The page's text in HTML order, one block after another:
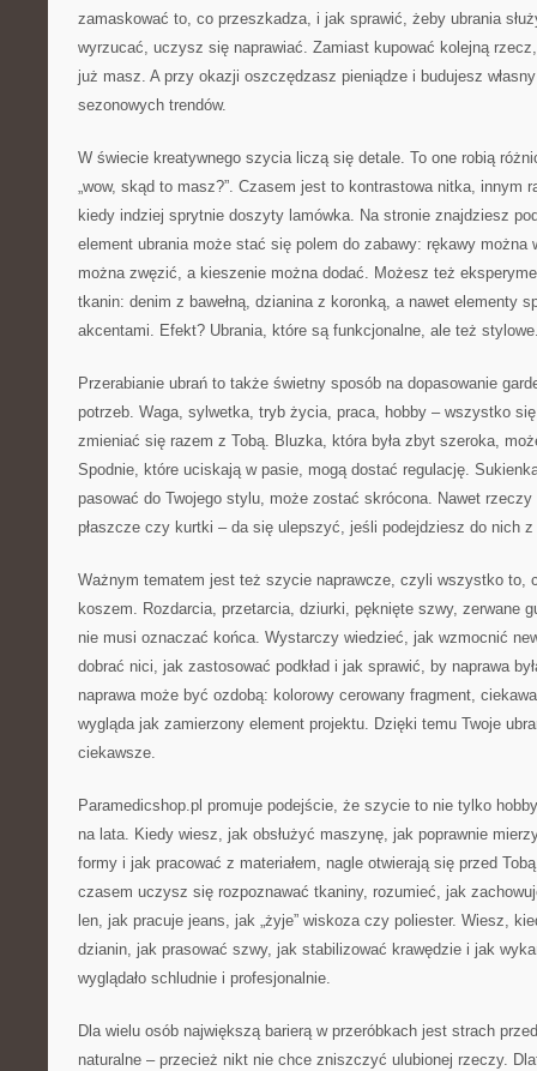
zamaskować to, co przeszkadza, i jak sprawić, żeby ubrania
wyrzucać, uczysz się naprawiać. Zamiast kupować kolejną
już masz. A przy okazji oszczędzasz pieniądze i budujesz
sezonowych trendów.
W świecie kreatywnego szycia liczą się detale. To one robią
„wow, skąd to masz?”. Czasem jest to kontrastowa nitka, innym
kiedy indziej sprytnie doszyty lamówka. Na stronie znajdziesz
element ubrania może stać się polem do zabawy: rękawy można
można zwęzić, a kieszenie można dodać. Możesz też
tkanin: denim z bawełną, dzianina z koronką, a nawet elementy
akcentami. Efekt? Ubrania, które są funkcjonalne, ale też
Przerabianie ubrań to także świetny sposób na dopasowanie
potrzeb. Waga, sylwetka, tryb życia, praca, hobby – wszystko
zmieniać się razem z Tobą. Bluzka, która była zbyt szeroka,
Spodnie, które uciskają w pasie, mogą dostać regulację.
pasować do Twojego stylu, może zostać skrócona. Nawet rzeczy
płaszcze czy kurtki – da się ulepszyć, jeśli podejdziesz do nich z
Ważnym tematem jest też szycie naprawcze, czyli wszystko to,
koszem. Rozdarcia, przetarcia, dziurki, pęknięte szwy, zerwane
nie musi oznaczać końca. Wystarczy wiedzieć, jak wzmocnić
dobrać nici, jak zastosować podkład i jak sprawić, by naprawa
naprawa może być ozdobą: kolorowy cerowany fragment,
wygląda jak zamierzony element projektu. Dzięki temu Twoje
ciekawsze.
Paramedicshop.pl promuje podejście, że szycie to nie tylko
na lata. Kiedy wiesz, jak obsłużyć maszynę, jak poprawnie
formy i jak pracować z materiałem, nagle otwierają się przed
czasem uczysz się rozpoznawać tkaniny, rozumieć, jak
len, jak pracuje jeans, jak „żyje” wiskoza czy poliester. Wiesz,
dzianin, jak prasować szwy, jak stabilizować krawędzie i jak
wyglądało schludnie i profesjonalnie.
Dla wielu osób największą barierą w przeróbkach jest strach
naturalne – przecież nikt nie chce zniszczyć ulubionej rzeczy.